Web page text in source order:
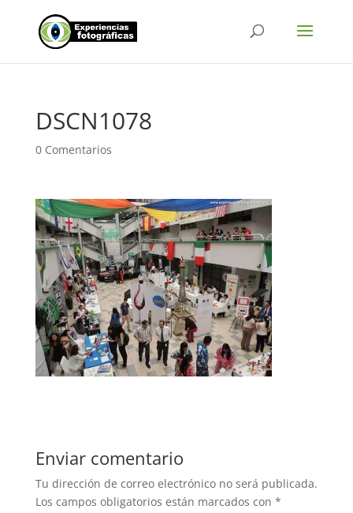
DSCN1078
0 Comentarios
Enviar comentario
Tu dirección de correo electrónico no será publicada.
Los campos obligatorios están marcados con *